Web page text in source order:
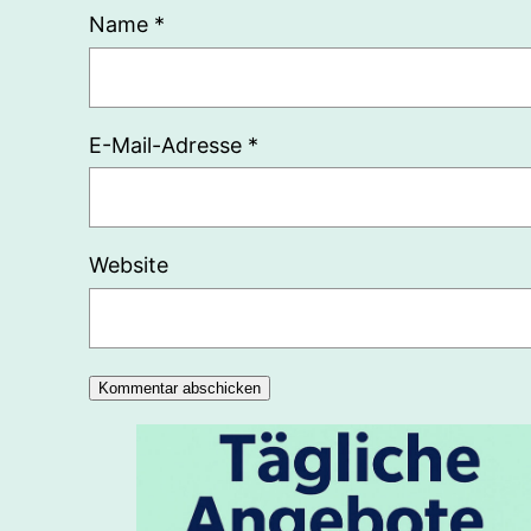
Name *
E-Mail-Adresse *
Website